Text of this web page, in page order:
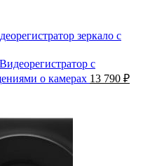
зеркало с
с
о камерах 13 790 ₽